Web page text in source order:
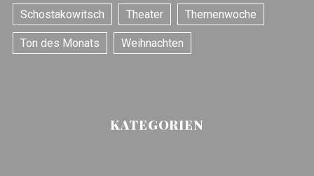
Schostakowitsch Theater Themenwoche
Ton des Monats Weihnachten
KATEGORIEN